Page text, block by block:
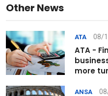
Other News
ATA 08/
ATA -
more
ANSA